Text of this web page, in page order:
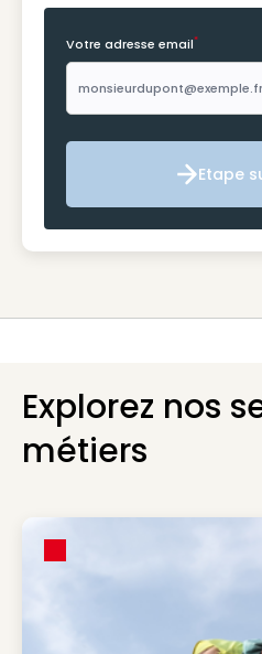
Votre adresse email*
Etape
Explorez nos
métiers